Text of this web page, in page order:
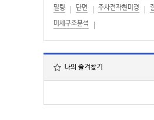
밀링 단면 주사전자현미경
미세구조분석
나의 즐겨찾기